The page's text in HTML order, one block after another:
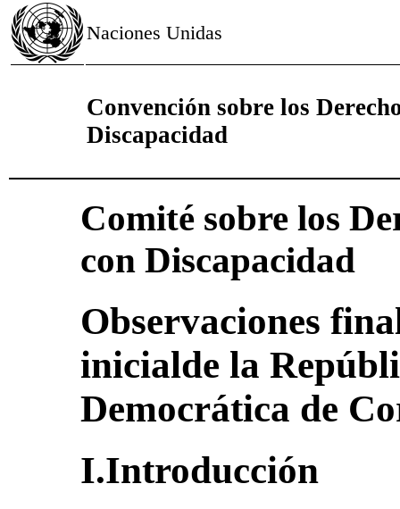
Naciones Unidas
Convención sobre los
Discapacidad
Comité sobre los
con Discapacidad
Observaciones
inicialde la
Democrática de
I.Introducción